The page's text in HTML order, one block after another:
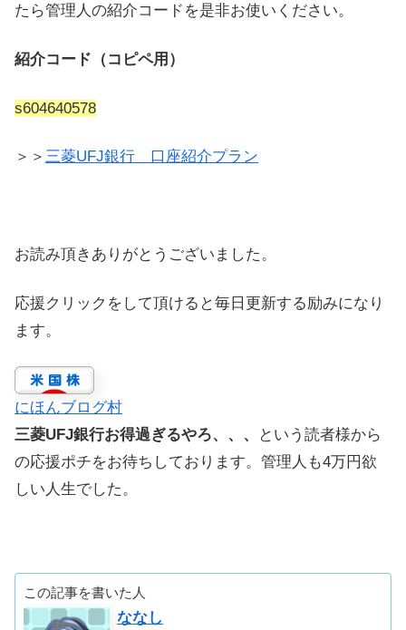
たら管理人の紹介コードを是非お使いください。
紹介コード（コピペ用）
s604640578
＞＞ 三菱UFJ銀行 口座紹介プラン
お読み頂きありがとうございました。
応援クリックをして頂けると毎日更新する励みになり
ます。
にほんブログ村
三菱UFJ銀行お得過ぎるやろ、、、
という読者様から
の応援ポチをお待ちしております。管理人も4万円欲
しい人生でした。
この記事を書いた人
ななし